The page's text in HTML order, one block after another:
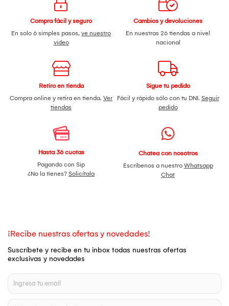
Compra fácil y seguro
En solo 6 simples pasos, ve nuestro
video
Cambios y devoluciones
En nuestras 26 tiendas a nivel
nacional
Retiro en tienda
Compra online y retira en tienda. Ver
tiendas
Sigue tu pedido
Fácil y rápido sólo con tu DNI. Seguir
pedido
Hasta 36 cuotas
Pagando con Sip
¿No la tienes? Solicítala
Chatea con nosotros
Escríbenos a nuestro Whatsapp
Chat
¡Recibe nuestras ofertas y novedades!
Suscríbete y recibe en tu inbox todas nuestras ofertas
exclusivas y novedades